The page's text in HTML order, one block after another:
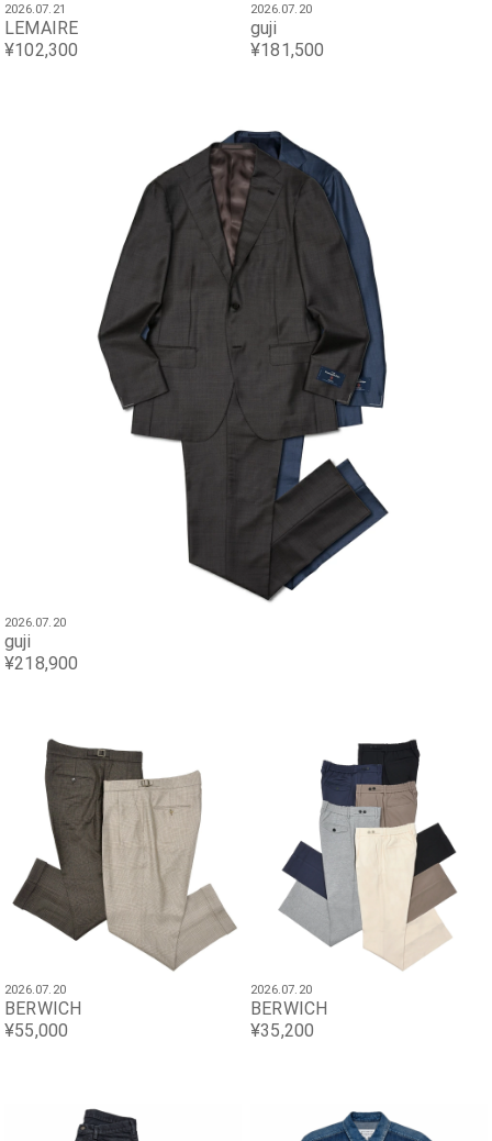
2026.07.21
LEMAIRE
¥102,300
2026.07.20
guji
¥181,500
2026.07.20
guji
¥218,900
2026.07.20
BERWICH
¥55,000
2026.07.20
BERWICH
¥35,200